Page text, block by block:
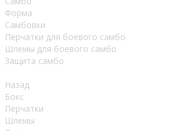
Форма
Самбовки
Перчатки для боевого самбо
Шлемы для боевого самбо
Защита самбо
Назад
Бокс
Перчатки
Шлемы